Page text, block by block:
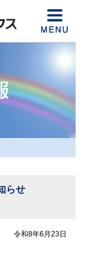
らせ
令和8年6月23日